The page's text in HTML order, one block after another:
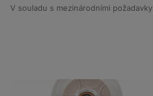
V souladu s mezinárodními požadavky
velmi jednoduché a rychlé.